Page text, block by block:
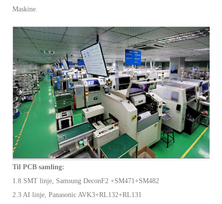
Maskine.
Til PCB samling:
1.8 SMT linje, Samsung DeconF2 +SM471+SM482
2.3 AI linje, Panasonic AVK3+RL132+RL131